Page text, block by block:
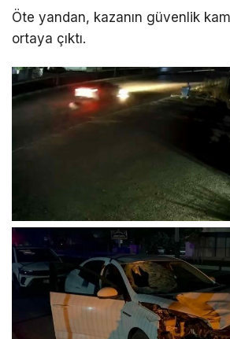
Öte yandan, kazanın güvenlik
ortaya çıktı.